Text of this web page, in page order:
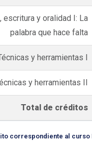
escritura y oralidad I: La
palabra que hace falta
y herramientas I
y herramientas II
Total de créditos
correspondiente al curso